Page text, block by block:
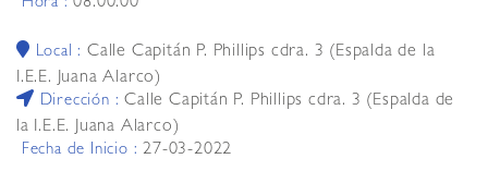
Hora :08:00:00
Local :Calle Capitán P. Phillips cdra. 3 (Espalda de la
I.E.E. Juana Alarco)
Dirección :Calle Capitán P. Phillips cdra. 3 (Espalda de
la I.E.E. Juana Alarco)
Fecha de Inicio : 27-03-2022